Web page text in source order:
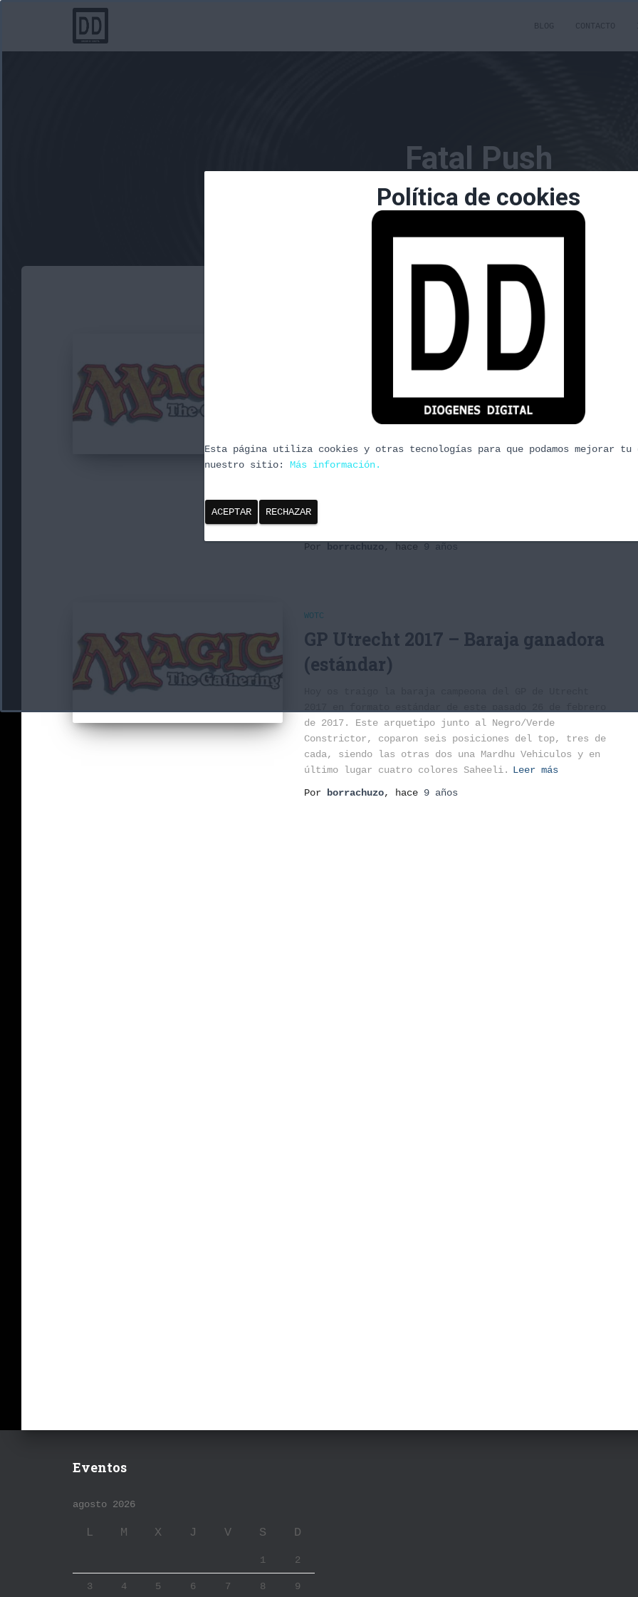
BLOG CONTACTO
Fatal Push
Baraja zombie Monoblack –
campeona ProTour
Hoy toca ver las primeras evoluciones al meta tras la
preveía que el core de Vehículos iba a seguir fuerte,
y un 30% de los jugadores lo usó, finalmente el
ejercito de Liliana que montó Gerry Thompson.
(más…)
Por
borrachuzo , hace 9 años
WOTC
GP Utrecht 2017 – Baraja ganadora
(estándar)
de 2017. Este arquetipo junto al Negro/Verde
Constrictor, coparon seis posiciones del top, tres de
cada, siendo las otras dos una Mardhu Vehiculos y en
último lugar cuatro colores Saheeli. Leer más
Por
borrachuzo, hace 9 años
Eventos
agosto 2026
L M X J V S D
1 2
3 4 5 6 7 8 9
Política de cookies
Esta página utiliza cookies y otras tecnologías para que podamos mejorar tu
nuestro sitio: Más información.
ACEPTAR RECHAZAR